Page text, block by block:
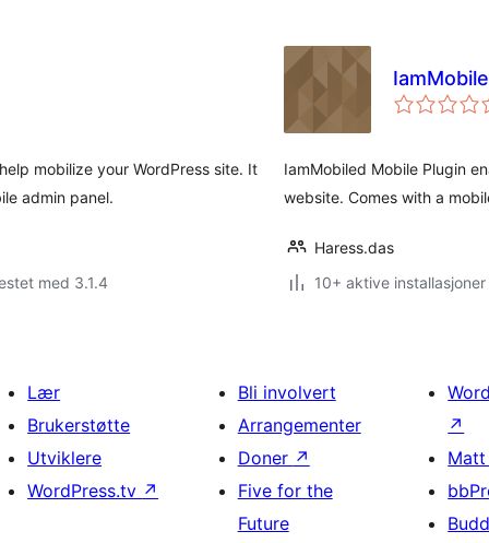
mobilize your WordPress site. It
admin panel.
med 3.1.4
IamMobiled Mobile Plugin
website. Comes with a
Haress.das
10+ aktive installasjoner
Lær
Brukerstøtte
Utviklere
WordPress.tv ↗
Bli involvert
Arrangementer
Doner ↗
Five for the
Future
↗
Matt